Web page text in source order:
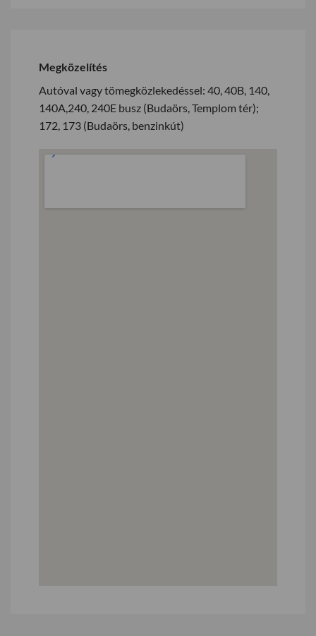
Megközelítés
Autóval vagy tömegközlekedéssel: 40, 40B, 140,
140A,240, 240E busz (Budaörs, Templom tér);
172, 173 (Budaörs, benzinkút)